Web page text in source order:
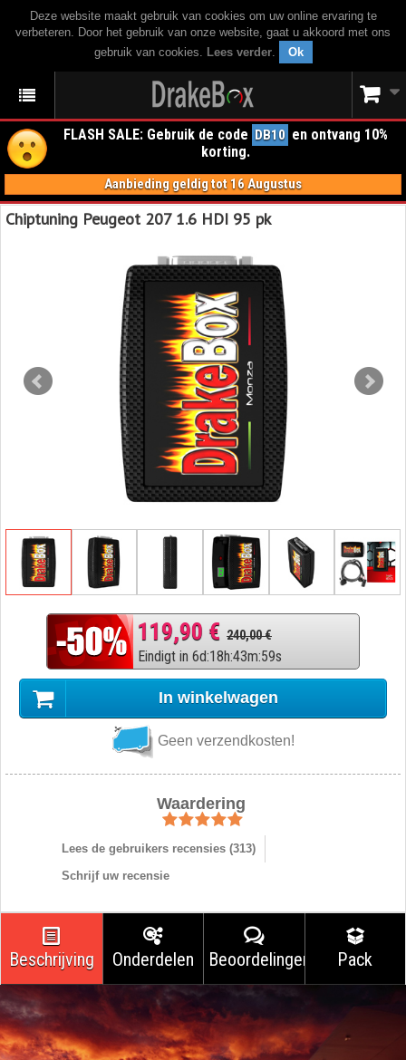
Deze website maakt gebruik van cookies om uw online ervaring te
verbeteren. Door het gebruik van onze website, gaat u akkoord met ons
gebruik van cookies. Lees verder. Ok
FLASH SALE: Gebruik de code DB10 en ontvang 10%
korting.
Aanbieding geldig tot 16 Augustus
Chiptuning Peugeot 207 1.6 HDI 95 pk
119,90 € 240,00 €
Eindigt in 6d:18h:43m:59s
In winkelwagen
Geen verzendkosten!
Waardering
Lees de gebruikers recensies (313)
Schrijf uw recensie
Beschrijving Onderdelen Beoordelingen Pack